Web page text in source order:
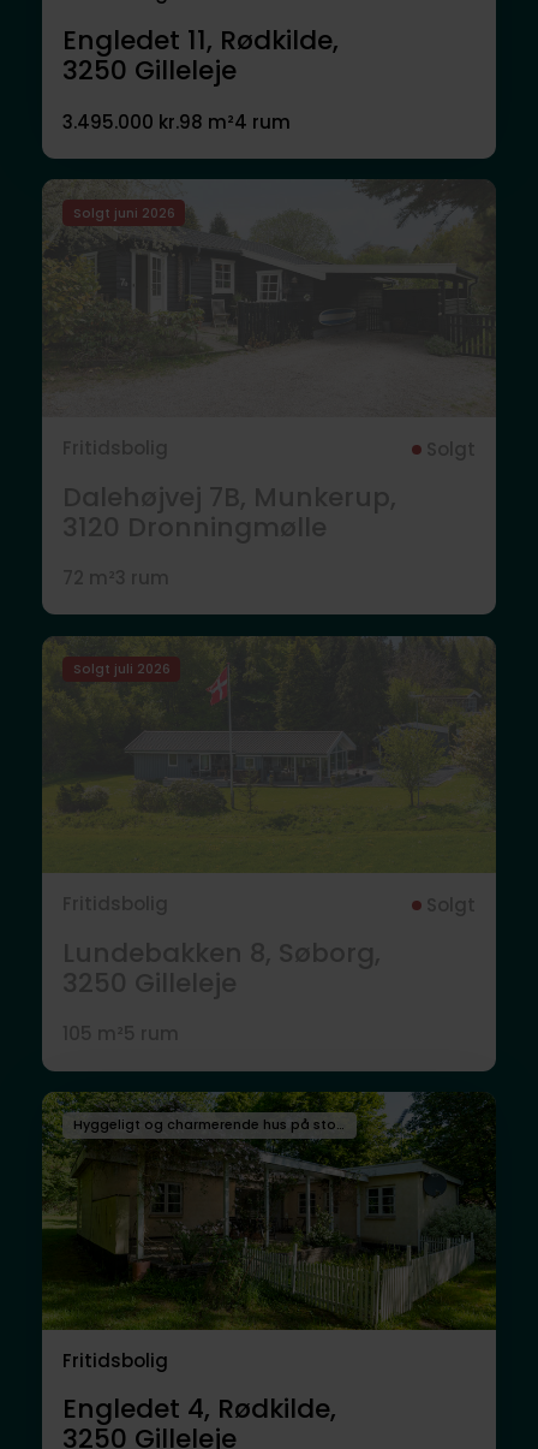
Engledet 11, Rødkilde,
3250 Gilleleje
3.495.000 kr.98 m²4 rum
Solgt juni 2026
Solgt juli 2026
Hyggeligt og charmerende hus på stor grund i attraktive omgivelser
Fritidsbolig
Engledet 4, Rødkilde,
3250 Gilleleje